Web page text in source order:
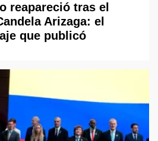
reapareció tras el
Arizaga: el
que publicó